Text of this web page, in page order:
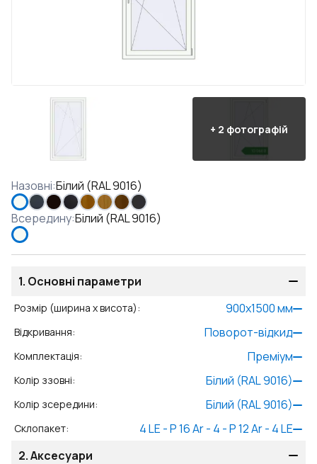
+ 2 фотографій
Назовні:Білий (RAL 9016)
Всередину:Білий (RAL 9016)
1. Основні параметри
Розмір (ширина x висота): 900x1500мм
Відкривання: Поворот-відкид
Комплектація: Преміум
Колір ззовні: Білий (RAL 9016)
Колір зсередини: Білий (RAL 9016)
Склопакет:
4 LE - P 16 Ar - 4 - P 12 Ar - 4 LE
2.Аксесуари